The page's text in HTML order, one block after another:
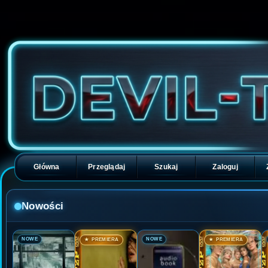
Główna Przeglądaj Szukaj Zaloguj
Nowości
🎬NOWE 🎬★ PREMIERA 🎬NOWE 🎬★ PREMIERA